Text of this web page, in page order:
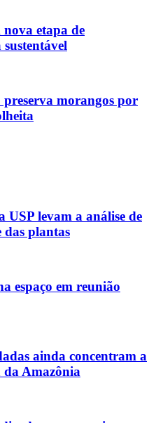
etapa de
morangos por
USP levam a análise de
das plantas
espaço em reunião
ainda concentram a
Amazônia